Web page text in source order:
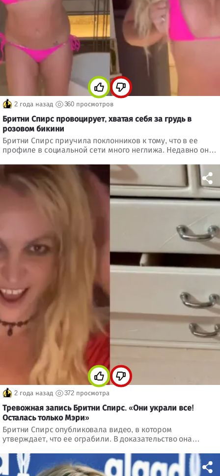
2 года назад 360 просмотров
Бритни Спирс провоцирует, хватая себя за грудь в
розовом бикини
Бритни Спирс приучила поклонников к тому, что в ее
профиле в социальной сети много неглижа. Недавно она
плещется в прозрачной воде. На этот раз она порадовала
своих подписчиков видео, на котором она танцует в
розовом бикини.
2 года назад 372 просмотра
Тревожная запись Бритни Спирс. «Они украли все!
Осталась только Мэри»
Бритни Спирс опубликовала видео, в котором
утверждает, что ее ограбили. В доказательство она
драгоценности. Звезда призналась, что исчез даже
небольшой кулон, который был у нее с четырех лет.